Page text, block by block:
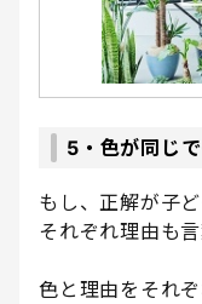
5・色が同じ
もし、正解が子
それぞれ理由も
色と理由をそれ